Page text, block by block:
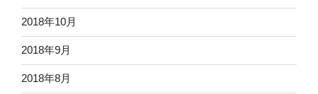
2018年10月
2018年9月
2018年8月